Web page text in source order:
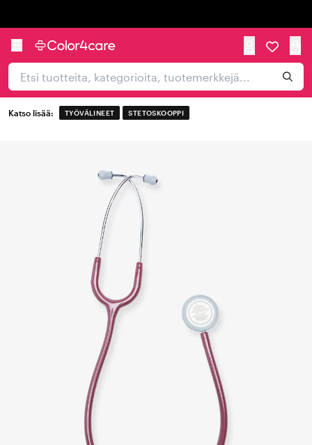
Katso lisää: TYÖVÄLINEET STETOSKOOPPI